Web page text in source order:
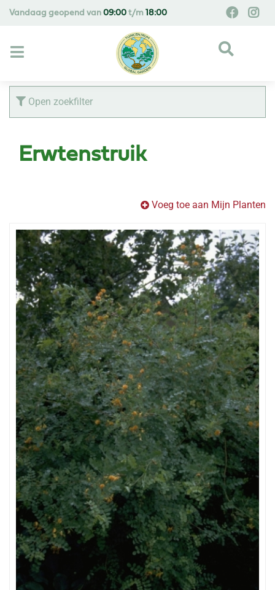
Vandaag geopend van 09:00 t/m 18:00
Open zoekfilter
Erwtenstruik
Voeg toe aan Mijn Planten